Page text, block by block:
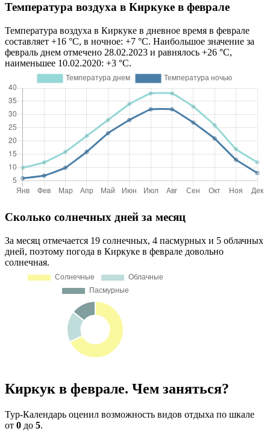
Температура воздуха в Киркуке в феврале
Температура воздуха в Киркуке в дневное время в феврале
составляет +16 °C, в ночное: +7 °C. Наибольшое значение за
февраль днем отмечено 28.02.2023 и равнялось +26 °C,
наименьшее 10.02.2020: +3 °C.
Сколько солнечных дней за месяц
За месяц отмечается 19 солнечных, 4 пасмурных и 5 облачных
дней, поэтому погода в Киркуке в феврале довольно
солнечная.
Киркук в феврале. Чем заняться?
Тур-Календарь оценил возможность видов отдыха по шкале
от 0 до 5.